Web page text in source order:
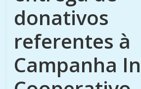
donativos
referentes à
Campanha